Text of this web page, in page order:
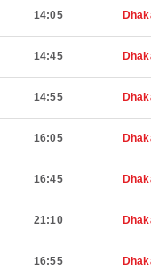
14:05
14:45
14:55
16:05
16:45
21:10
16:55